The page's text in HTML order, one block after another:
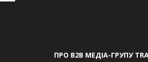
ПРО В2В МЕДІА-ГРУПУ